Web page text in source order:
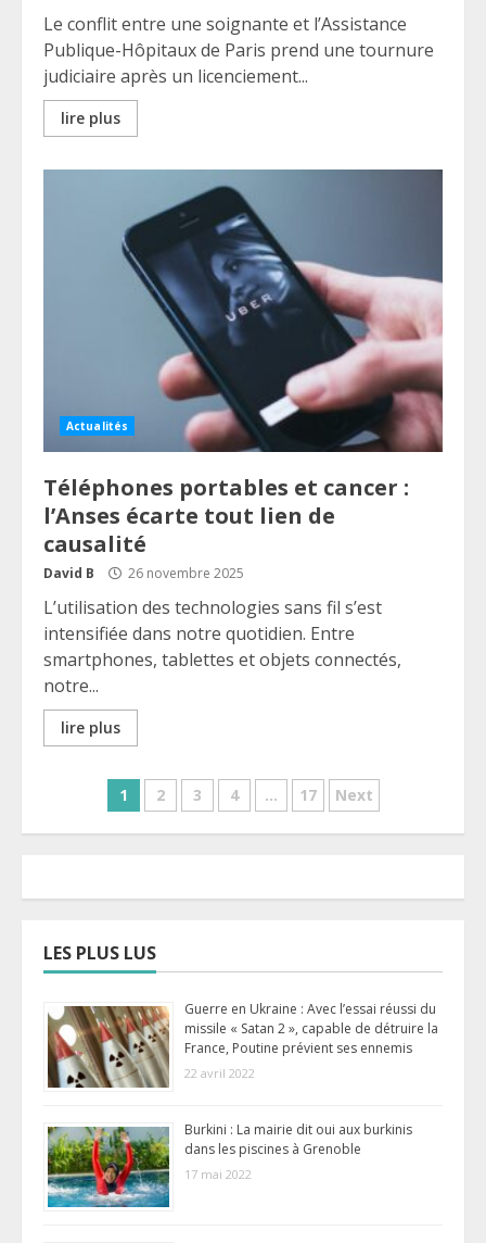
Le conflit entre une soignante et l’Assistance
Publique-Hôpitaux de Paris prend une tournure
judiciaire après un licenciement...
lire plus
Actualités
Téléphones portables et cancer :
l’Anses écarte tout lien de
causalité
David B 26 novembre 2025
L’utilisation des technologies sans fil s’est
intensifiée dans notre quotidien. Entre
smartphones, tablettes et objets connectés,
notre...
lire plus
Pagination
des
1 2 3 4 … 17 Next
LES PLUS LUS
Guerre en Ukraine : Avec l’essai réussi du
missile « Satan 2 », capable de détruire la
France, Poutine prévient ses ennemis
22 avril 2022
Burkini : La mairie dit oui aux burkinis
dans les piscines à Grenoble
17 mai 2022